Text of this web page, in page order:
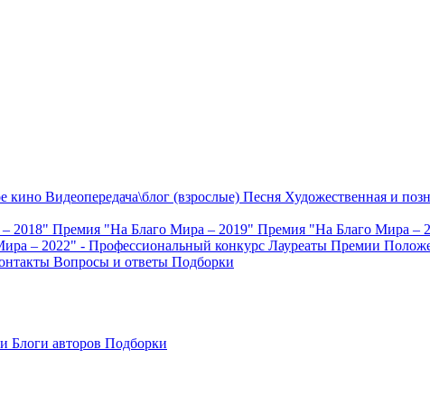
кино Видеопередача\блог (взрослые) Песня Художественная и
2018" Премия "На Благо Мира – 2019" Премия "На Благо Мира –
– 2022" - Профессиональный конкурс Лауреаты Премии
Вопросы и ответы Подборки
Блоги авторов Подборки